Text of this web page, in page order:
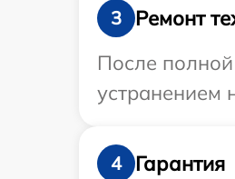
3
Ремонт
После
устранением
4
Гарантия